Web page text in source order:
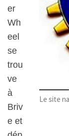
Le site
er
Wh
eel
se
trou
ve
à
Briv
e et